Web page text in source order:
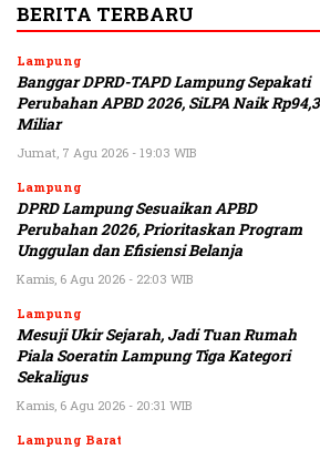
BERITA TERBARU
Lampung
Banggar DPRD-TAPD Lampung Sepakati
Perubahan APBD 2026, SiLPA Naik Rp94,3
Miliar
Jumat, 7 Agu 2026 - 19:03 WIB
Lampung
DPRD Lampung Sesuaikan APBD
Perubahan 2026, Prioritaskan Program
Unggulan dan Efisiensi Belanja
Kamis, 6 Agu 2026 - 22:03 WIB
Lampung
Mesuji Ukir Sejarah, Jadi Tuan Rumah
Piala Soeratin Lampung Tiga Kategori
Sekaligus
Kamis, 6 Agu 2026 - 20:31 WIB
Lampung Barat